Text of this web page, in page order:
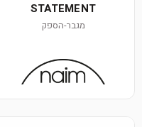
STATEMENT
מגבר-הספק